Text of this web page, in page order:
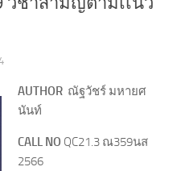
AUTHOR ณัฐวัชร์ มหายศ
นันท์
CALL NO QC21.3 ณ359นส
2566